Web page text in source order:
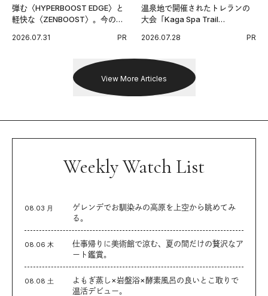
弾む〈HYPERBOOST EDGE〉と
軽快な〈ZENBOOST〉。今の時
出した新機軸。
2026.07.31 PR
温泉地で開催されたトレランの
大会「Kaga Spa Trail
戦を夢見るランナーたちの奮闘
2026.07.28 PR
View More Articles
Weekly Watch List
08.03 月
ゲレンデでお馴染みの高原を上空から眺めてみ
る。
08.06 木
仕事帰りに美術館で涼む、夏の間だけの贅沢なア
ート鑑賞。
08.08 土
よもぎ蒸し×岩盤浴×酵素風呂の良いとこ取りで
温活デビュー。